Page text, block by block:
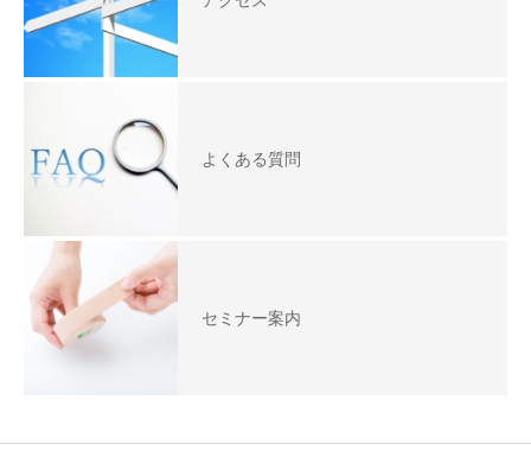
よくある質問
セミナー案内